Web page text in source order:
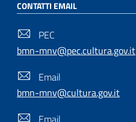
CONTATTI EMAIL
PEC
bmn-mnv@pec.cultura.gov.it
Email
bmn-mnv@cultura.gov.it
Email